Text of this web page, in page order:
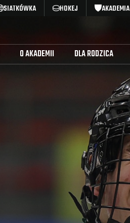
SIATKÓWKA HOKEJ AKADEMIA
O AKADEMII DLA RODZICA